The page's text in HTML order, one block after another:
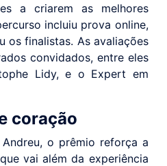
a criarem as melhores
incluiu prova online,
os finalistas. As avaliações
convidados, entre eles
Lidy, e o Expert em
coração
o prêmio reforça a
vai além da experiência